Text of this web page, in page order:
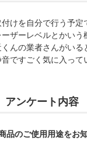
付けを自分で行う予定
ーザーレベルとかいう
くんの業者さんがいる
ですごく気に入って
アンケート内容
品のご使用用途をお